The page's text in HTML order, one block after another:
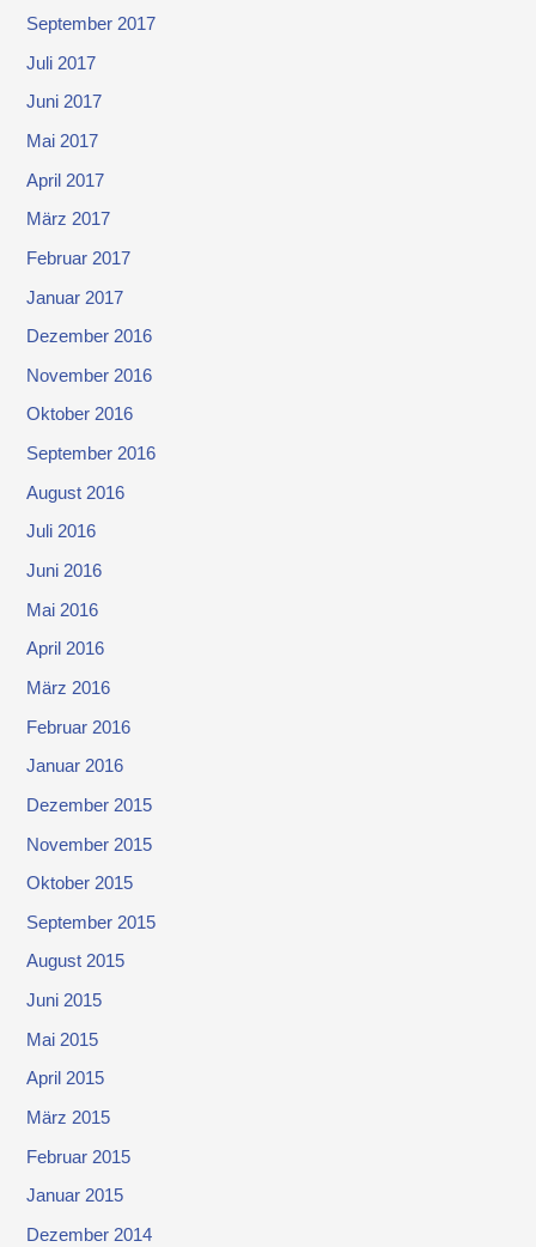
September 2017
Juli 2017
Juni 2017
Mai 2017
April 2017
März 2017
Februar 2017
Januar 2017
Dezember 2016
November 2016
Oktober 2016
September 2016
August 2016
Juli 2016
Juni 2016
Mai 2016
April 2016
März 2016
Februar 2016
Januar 2016
Dezember 2015
November 2015
Oktober 2015
September 2015
August 2015
Juni 2015
Mai 2015
April 2015
März 2015
Februar 2015
Januar 2015
Dezember 2014